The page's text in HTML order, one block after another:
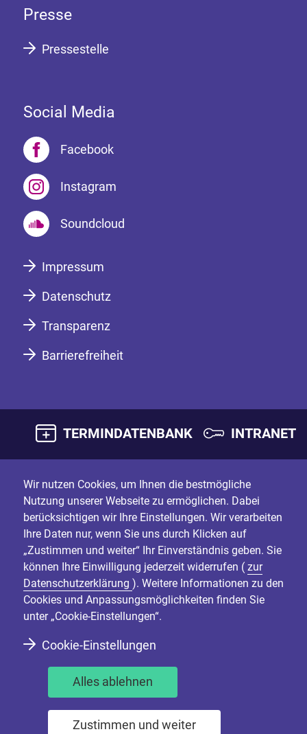
Presse
Pressestelle
Social Media
Facebook
Instagram
Soundcloud
Impressum
Datenschutz
Transparenz
Barrierefreiheit
TERMINDATENBANK INTRANET
Wir nutzen Cookies, um Ihnen die bestmögliche
Nutzung unserer Webseite zu ermöglichen. Dabei
berücksichtigen wir Ihre Einstellungen. Wir verarbeiten
Ihre Daten nur, wenn Sie uns durch Klicken auf
„Zustimmen und weiter“ Ihr Einverständnis geben. Sie
können Ihre Einwilligung jederzeit widerrufen ( zur
Datenschutzerklärung ). Weitere Informationen zu den
Cookies und Anpassungsmöglichkeiten finden Sie
unter „Cookie-Einstellungen“.
Cookie-Einstellungen
Alles ablehnen
Zustimmen und weiter